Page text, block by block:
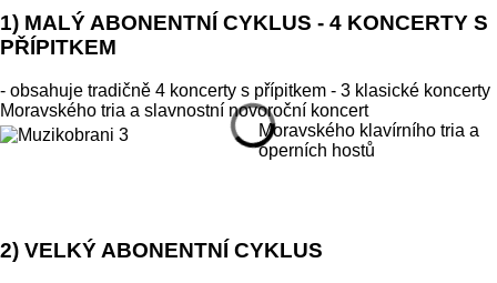
1) MALÝ ABONENTNÍ CYKLUS - 4 KONCERTY S
PŘÍPITKEM
- obsahuje tradičně 4 koncerty s přípitkem - 3 klasické koncerty
Moravského tria a slavnostní novoroční koncert
Moravského klavírního tria a
operních hostů
2) VELKÝ ABONENTNÍ CYKLUS